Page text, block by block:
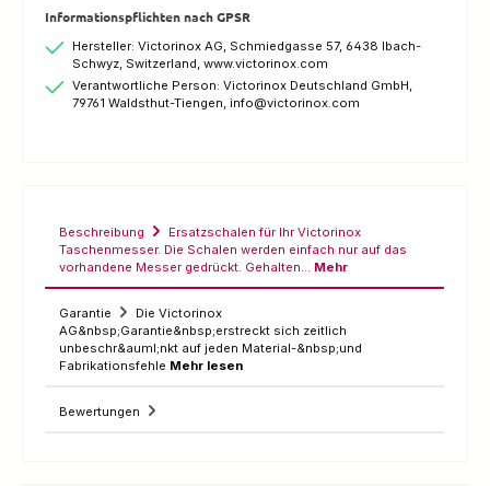
Informationspflichten nach GPSR
Hersteller: Victorinox AG, Schmiedgasse 57, 6438 Ibach-
Schwyz, Switzerland, www.victorinox.com
Verantwortliche Person: Victorinox Deutschland GmbH,
79761 Waldsthut-Tiengen, info@victorinox.com
Beschreibung
Ersatzschalen für Ihr Victorinox
Taschenmesser. Die Schalen werden einfach nur auf das
vorhandene Messer gedrückt. Gehalten… Mehr
Garantie
Die Victorinox
AG&nbsp;Garantie&nbsp;erstreckt sich zeitlich
unbeschr&auml;nkt auf jeden Material-&nbsp;und
Fabrikationsfehle Mehr lesen
Bewertungen